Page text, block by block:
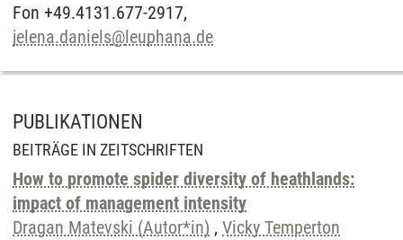
Fon +49.4131.677-2917,
jelena.daniels@leuphana.de
PUBLIKATIONEN
BEITRÄGE IN ZEITSCHRIFTEN
How to promote spider diversity of heathlands:
impact of management intensity
Dragan Matevski (Autor*in) , Vicky Temperton